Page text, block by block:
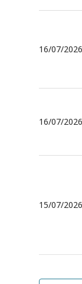
16/07/2026
16/07/2026
15/07/2026